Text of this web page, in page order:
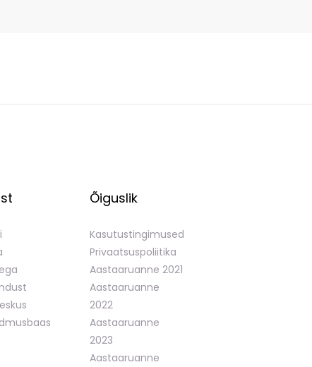
Õiguslik
Kasutustingimused
Privaatsuspoliitika
Aastaaruanne 2021
Aastaaruanne
2022
Aastaaruanne
2023
Aastaaruanne